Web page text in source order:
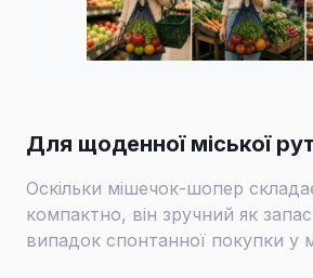
Для щоденної міської
Оскільки мішечок-шопер
компактно, він зручний як
випадок спонтанної покупки у